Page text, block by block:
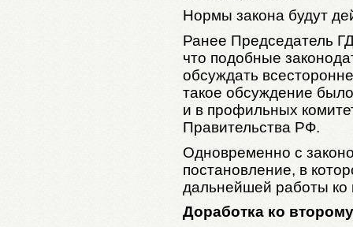
Нормы закона будут
Ранее Председатель
что подобные
обсуждать
такое обсуждение
и в профильных
Правительства РФ.
Одновременно с
постановление, в
дальнейшей работы ко
Доработка ко